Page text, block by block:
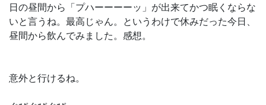
日の昼間から「プハーーーーッ」が出来てかつ眠くならな
いと言うね。最高じゃん。というわけで休みだった今日、
昼間から飲んでみました。感想。
意外と行けるね。